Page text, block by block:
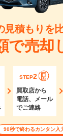
見積もりを
で売却
STEP2
買取店から
電話、メール
でご連絡
90秒で終わるカンタン入